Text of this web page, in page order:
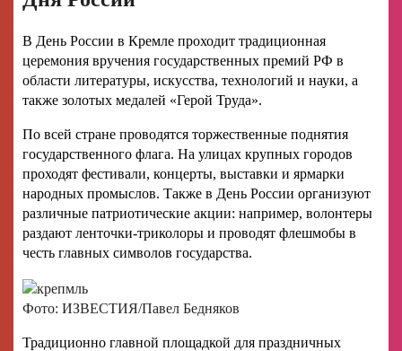
В День России в Кремле проходит традиционная
церемония вручения государственных премий РФ в
области литературы, искусства, технологий и науки, а
также золотых медалей «Герой Труда».
По всей стране проводятся торжественные поднятия
государственного флага. На улицах крупных городов
проходят фестивали, концерты, выставки и ярмарки
народных промыслов. Также в День России организуют
различные патриотические акции: например, волонтеры
раздают ленточки-триколоры и проводят флешмобы в
честь главных символов государства.
Фото: ИЗВЕСТИЯ/Павел Бедняков
Традиционно главной площадкой для праздничных